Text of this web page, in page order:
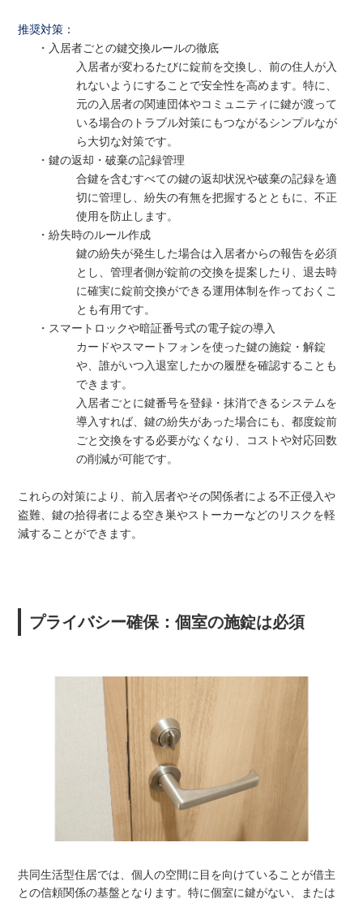
推奨対策：
・入居者ごとの鍵交換ルールの徹底
入居者が変わるたびに錠前を交換し、前の住人が入
れないようにすることで安全性を高めます。特に、
元の入居者の関連団体やコミュニティに鍵が渡って
いる場合のトラブル対策にもつながるシンプルなが
ら大切な対策です。
・鍵の返却・破棄の記録管理
合鍵を含むすべての鍵の返却状況や破棄の記録を適
切に管理し、紛失の有無を把握するとともに、不正
使用を防止します。
・紛失時のルール作成
鍵の紛失が発生した場合は入居者からの報告を必須
とし、管理者側が錠前の交換を提案したり、退去時
に確実に錠前交換ができる運用体制を作っておくこ
とも有用です。
・スマートロックや暗証番号式の電子錠の導入
カードやスマートフォンを使った鍵の施錠・解錠
や、誰がいつ入退室したかの履歴を確認することも
できます。
入居者ごとに鍵番号を登録・抹消できるシステムを
導入すれば、鍵の紛失があった場合にも、都度錠前
ごと交換をする必要がなくなり、コストや対応回数
の削減が可能です。
これらの対策により、前入居者やその関係者による不正侵入や
盗難、鍵の拾得者による空き巣やストーカーなどのリスクを軽
減することができます。
プライバシー確保：個室の施錠は必須
共同生活型住居では、個人の空間に目を向けていることが借主
との信頼関係の基盤となります。特に個室に鍵がない、または